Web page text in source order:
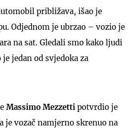
približava, išao je
Odjednom je ubrzao – vozio je
na sat. Gledali smo kako ljudi
jedan od svjedoka za
Massimo Mezzetti potvrdio je
je vozač namjerno skrenuo na